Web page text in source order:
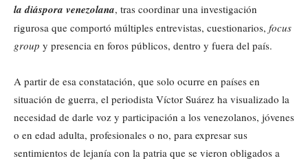
la diáspora venezolana, tras coordinar una investigación
rigurosa que comportó múltiples entrevistas, cuestionarios, focus
group y presencia en foros públicos, dentro y fuera del país.
A partir de esa constatación, que solo ocurre en países en
situación de guerra, el periodista Víctor Suárez ha visualizado la
necesidad de darle voz y participación a los venezolanos, jóvenes
o en edad adulta, profesionales o no, para expresar sus
sentimientos de lejanía con la patria que se vieron obligados a